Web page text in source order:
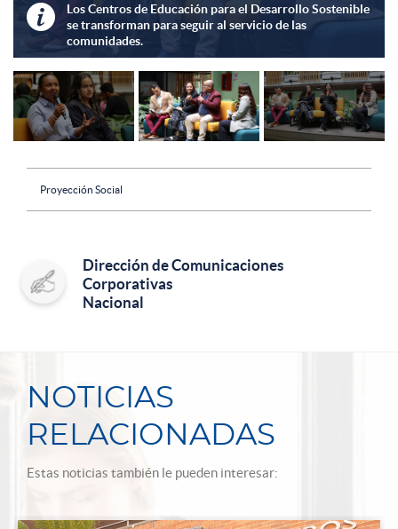
Los Centros de Educación para el Desarrollo Sostenible
afrontarán nuevos retos como "repensar el voluntariado".
Proyección Social
Dirección de Comunicaciones
Corporativas
Nacional
NOTICIAS
RELACIONADAS
Estas noticias también le pueden interesar: